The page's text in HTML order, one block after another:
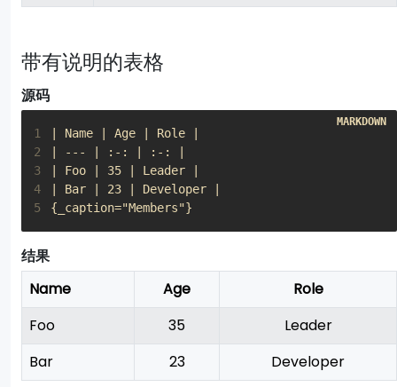
带有说明的表格
源码
1
2
3
4
5
{_caption="Members"}
结果
Name Age
Role
Foo
35
Leader
Bar
23 Developer